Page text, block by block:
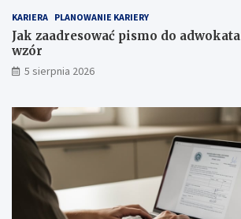
KARIERA PLANOWANIE KARIERY
Jak zaadresować pismo do
wzór
5 sierpnia 2026